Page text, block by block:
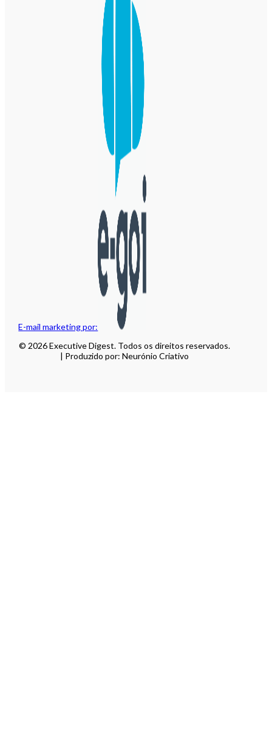
E-mail marketing por:
© 2026 Executive Digest. Todos os direitos reservados.
| Produzido por: Neurónio Criativo